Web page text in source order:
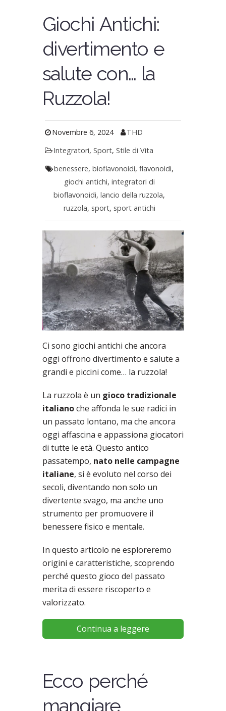
Giochi Antichi:
divertimento e
salute con… la
Ruzzola!
Novembre 6, 2024
THD
Integratori, Sport, Stile di Vita
benessere, bioflavonoidi, flavonoidi,
giochi antichi, integratori di
bioflavonoidi,lancio della ruzzola,
ruzzola, sport, sport antichi
Ci sono giochi antichi che ancora
oggi offrono divertimento e salute a
grandi e piccini come… la ruzzola!
La ruzzola è un gioco tradizionale
italianoche affonda le sue radici in
un passato lontano, ma che ancora
oggi affascina e appassiona giocatori
di tutte le età. Questo antico
passatempo, nato nelle campagne
italiane, si è evoluto nel corso dei
secoli, diventando non solo un
divertente svago, ma anche uno
strumento per promuovere il
benessere fisico e mentale.
In questo articolo ne esploreremo
origini e caratteristiche, scoprendo
perché questo gioco del passato
merita di essere riscoperto e
valorizzato.
Continua a leggere
Ecco perché
mangiare